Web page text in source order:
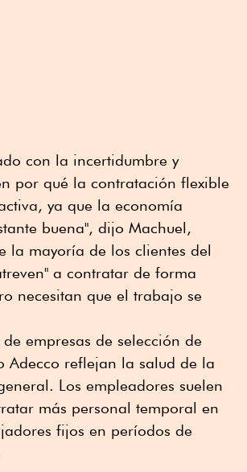
con la incertidumbre y
por qué la contratación flexible
ya que la economía
buena", dijo Machuel,
la mayoría de los clientes del
a contratar de forma
necesitan que el trabajo se
de empresas de selección de
Adecco reflejan la salud de la
Los empleadores suelen
más personal temporal en
fijos en períodos de